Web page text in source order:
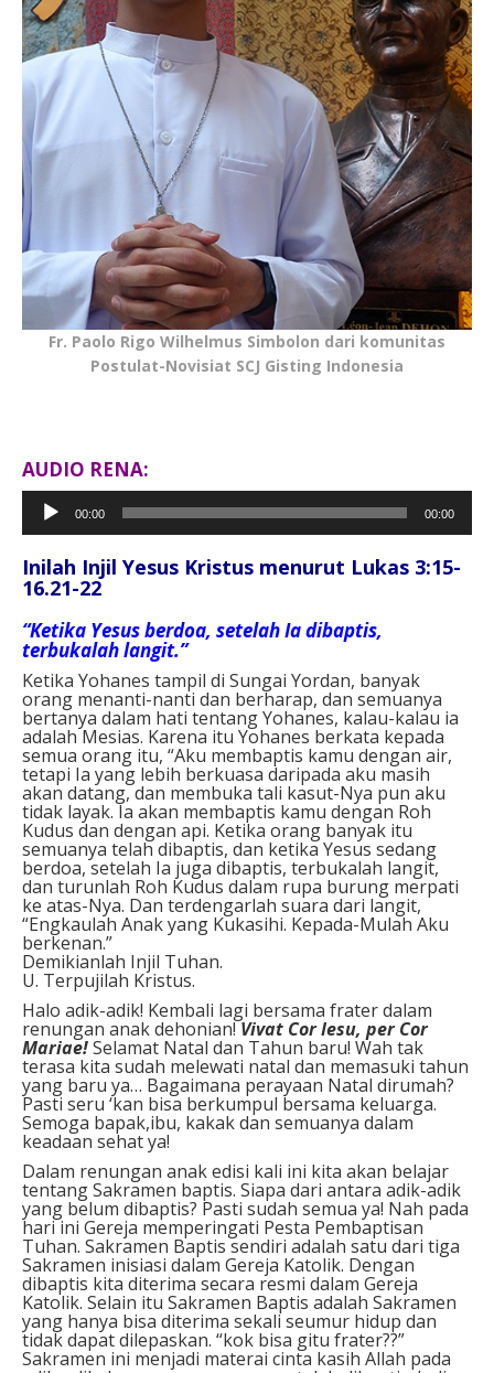
Fr. Paolo Rigo Wilhelmus Simbolon dari komunitas
Postulat-Novisiat SCJ Gisting Indonesia
AUDIO RENA:
Pemutar
Audio
00:00 00:00
Inilah Injil Yesus Kristus menurut Lukas 3:15-
16.21-22
“Ketika Yesus berdoa, setelah Ia dibaptis,
terbukalah langit.”
Ketika Yohanes tampil di Sungai Yordan, banyak
orang menanti-nanti dan berharap, dan semuanya
bertanya dalam hati tentang Yohanes, kalau-kalau ia
adalah Mesias. Karena itu Yohanes berkata kepada
semua orang itu, “Aku membaptis kamu dengan air,
tetapi Ia yang lebih berkuasa daripada aku masih
akan datang, dan membuka tali kasut-Nya pun aku
tidak layak. Ia akan membaptis kamu dengan Roh
Kudus dan dengan api. Ketika orang banyak itu
semuanya telah dibaptis, dan ketika Yesus sedang
berdoa, setelah Ia juga dibaptis, terbukalah langit,
dan turunlah Roh Kudus dalam rupa burung merpati
ke atas-Nya. Dan terdengarlah suara dari langit,
“Engkaulah Anak yang Kukasihi. Kepada-Mulah Aku
berkenan.”
Demikianlah Injil Tuhan.
U. Terpujilah Kristus.
Halo adik-adik! Kembali lagi bersama frater dalam
renungan anak dehonian!Vivat Cor Iesu, per Cor
Mariae!Selamat Natal dan Tahun baru! Wah tak
terasa kita sudah melewati natal dan memasuki tahun
yang baru ya… Bagaimana perayaan Natal dirumah?
Pasti seru ‘kan bisa berkumpul bersama keluarga.
Semoga bapak,ibu, kakak dan semuanya dalam
keadaan sehat ya!
Dalam renungan anak edisi kali ini kita akan belajar
tentang Sakramen baptis. Siapa dari antara adik-adik
yang belum dibaptis? Pasti sudah semua ya! Nah pada
hari ini Gereja memperingati Pesta Pembaptisan
Tuhan. Sakramen Baptis sendiri adalah satu dari tiga
Sakramen inisiasi dalam Gereja Katolik. Dengan
dibaptis kita diterima secara resmi dalam Gereja
Katolik. Selain itu Sakramen Baptis adalah Sakramen
yang hanya bisa diterima sekali seumur hidup dan
tidak dapat dilepaskan. “kok bisa gitu frater??”
Sakramen ini menjadi materai cinta kasih Allah pada